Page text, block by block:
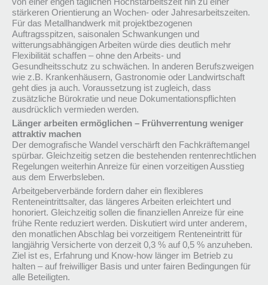
stärkeren Orientierung an Wochen- oder Jahresarbeitszeiten.
Für das Metallhandwerk mit projektbezogenen
Auftragsspitzen, saisonalen Schwankungen und
witterungsabhängigen Arbeiten würde dies deutlich mehr
Flexibilität schaffen – ohne den Arbeits- und
Gesundheitsschutz zu schwächen. In anderen Berufszweigen
wie z.B. Krankenhäusern, Gastronomie oder Landwirtschaft
geht dies ja auch. Voraussetzung ist zugleich, dass
zusätzliche Bürokratie und neue Dokumentationspflichten
ausdrücklich vermieden werden.
Länger arbeiten ermöglichen – Frühverrentung weniger
attraktiv machen
Der demografische Wandel verschärft den Fachkräftemangel
spürbar. Gleichzeitig setzen die bestehenden rentenrechtlichen
Regelungen weiterhin Anreize für einen vorzeitigen Ausstieg
aus dem Erwerbsleben.
Arbeitgeberverbände fordern daher ein flexibleres
Renteneintrittsalter, das längeres Arbeiten erleichtert und
honoriert. Gleichzeitig sollen die finanziellen Anreize für eine
frühe Rente reduziert werden. Diskutiert wird unter anderem,
den monatlichen Abschlag bei vorzeitigem Renteneintritt für
langjährig Versicherte von derzeit 0,3 % auf 0,5 % anzuheben.
Ziel ist es, Erfahrung und Know-how länger im Betrieb zu
halten – auf freiwilliger Basis und unter fairen Bedingungen für
alle Beteiligten.